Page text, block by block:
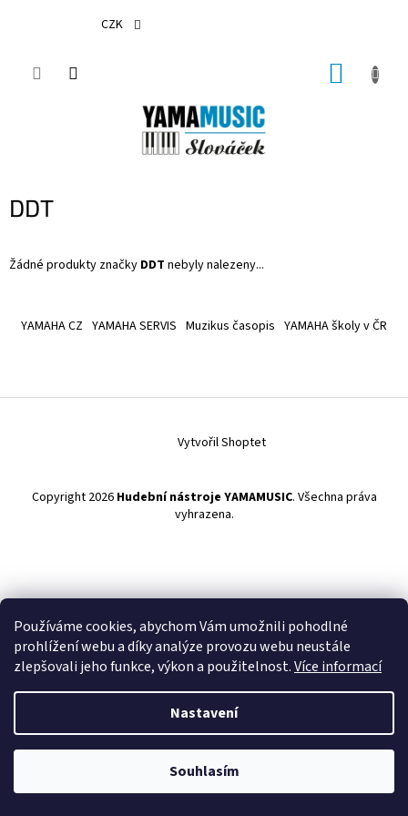
Používáme cookies, abychom Vám umožnili pohodlné
prohlížení webu a díky analýze provozu webu neustále
zlepšovali jeho funkce, výkon a použitelnost.Více informací
Nastavení
Souhlasím
CZK
DDT
Žádné produkty značky DDT nebyly nalezeny...
í
YAMAHA CZ YAMAHA SERVIS Muzikus časopis YAMAHA školy v ČR
Vytvořil Shoptet
Copyright 2026 Hudební nástroje YAMAMUSIC. Všechna práva
vyhrazena.